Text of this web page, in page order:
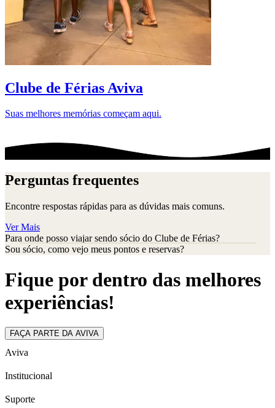
Clube de Férias Aviva
Suas melhores memórias começam aqui.
Perguntas frequentes
Encontre respostas rápidas para as dúvidas mais comuns.
Ver Mais
Para onde posso viajar sendo sócio do Clube de Férias?
Sou sócio, como vejo meus pontos e reservas?
Fique por dentro das melhores
experiências!
FAÇA PARTE DA AVIVA
Aviva
Institucional
Suporte